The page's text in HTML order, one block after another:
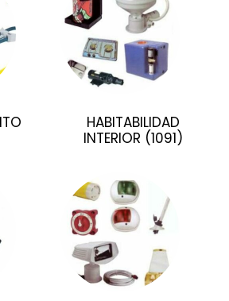
HABITABILIDAD
INTERIOR (1091)